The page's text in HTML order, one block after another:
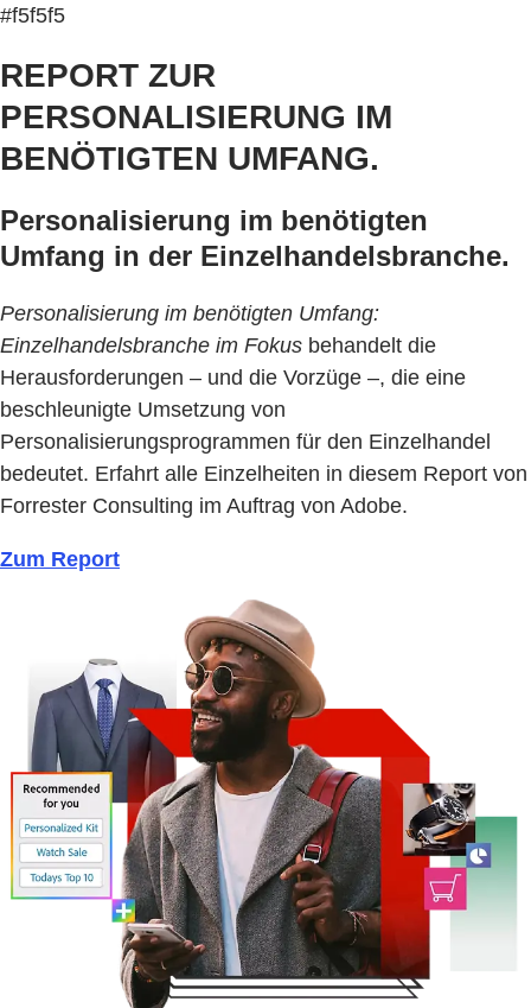
#f5f5f5
REPORT ZUR
PERSONALISIERUNG IM
BENÖTIGTEN UMFANG.
Personalisierung im benötigten
Umfang in der Einzelhandelsbranche.
Personalisierung im benötigten Umfang:
Einzelhandelsbranche im Fokus behandelt die
Herausforderungen – und die Vorzüge –, die eine
beschleunigte Umsetzung von
Personalisierungsprogrammen für den Einzelhandel
bedeutet. Erfahrt alle Einzelheiten in diesem Report von
Forrester Consulting im Auftrag von Adobe.
Zum Report